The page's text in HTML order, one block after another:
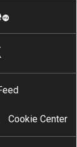
Cookie Center